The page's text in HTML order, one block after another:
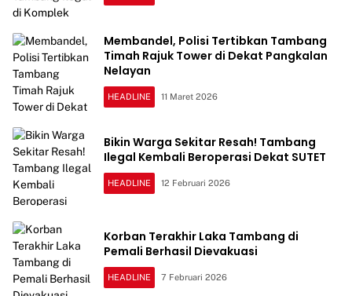
Membandel, Polisi Tertibkan Tambang
Timah Rajuk Tower di Dekat Pangkalan
Nelayan
HEADLINE 11 Maret 2026
Bikin Warga Sekitar Resah! Tambang
Ilegal Kembali Beroperasi Dekat SUTET
HEADLINE 12 Februari 2026
Korban Terakhir Laka Tambang di
Pemali Berhasil Dievakuasi
HEADLINE 7 Februari 2026